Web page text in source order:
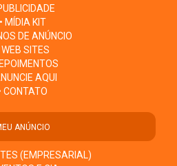
• MÍDIA KIT
DE ANÚNCIO
WEB SITES
AQUI
CONTATO
ANÚNCIO
(EMPRESARIAL)